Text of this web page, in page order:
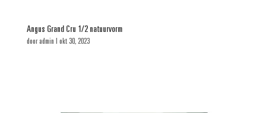
Angus Grand Cru 1/2 natuurvorm
dooradmin | okt 30, 2023